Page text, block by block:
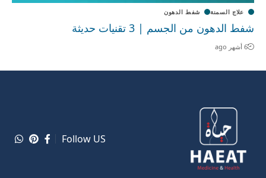
علاج السمنة شفط الدهون
شفط الدهون من الجسم | 3 تقنيات حديثة
6 أشهر ago
Follow US